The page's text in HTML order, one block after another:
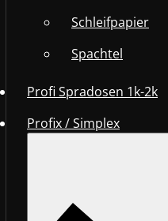
Schleifpapier
Spachtel
Profi Spradosen 1k-2k
Profix / Simplex